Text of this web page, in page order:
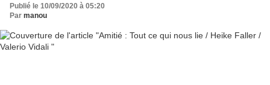
Publié le 10/09/2020 à 05:20
Par manou